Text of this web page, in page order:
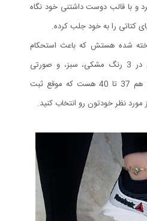
و با قالب دوست داشتنی خود نگاه
کتاتی را به خود جلب کرده.
شده هستش که باعث استحکام
بالاتر کفش شده. این کفش در 3 رنگ مشکی، سبز، و صورتی
عرضه شده و سایز بندی اون هم 37 تا 40 هست که موقع ثبت
نظر خودتون رو انتخاب کنید.